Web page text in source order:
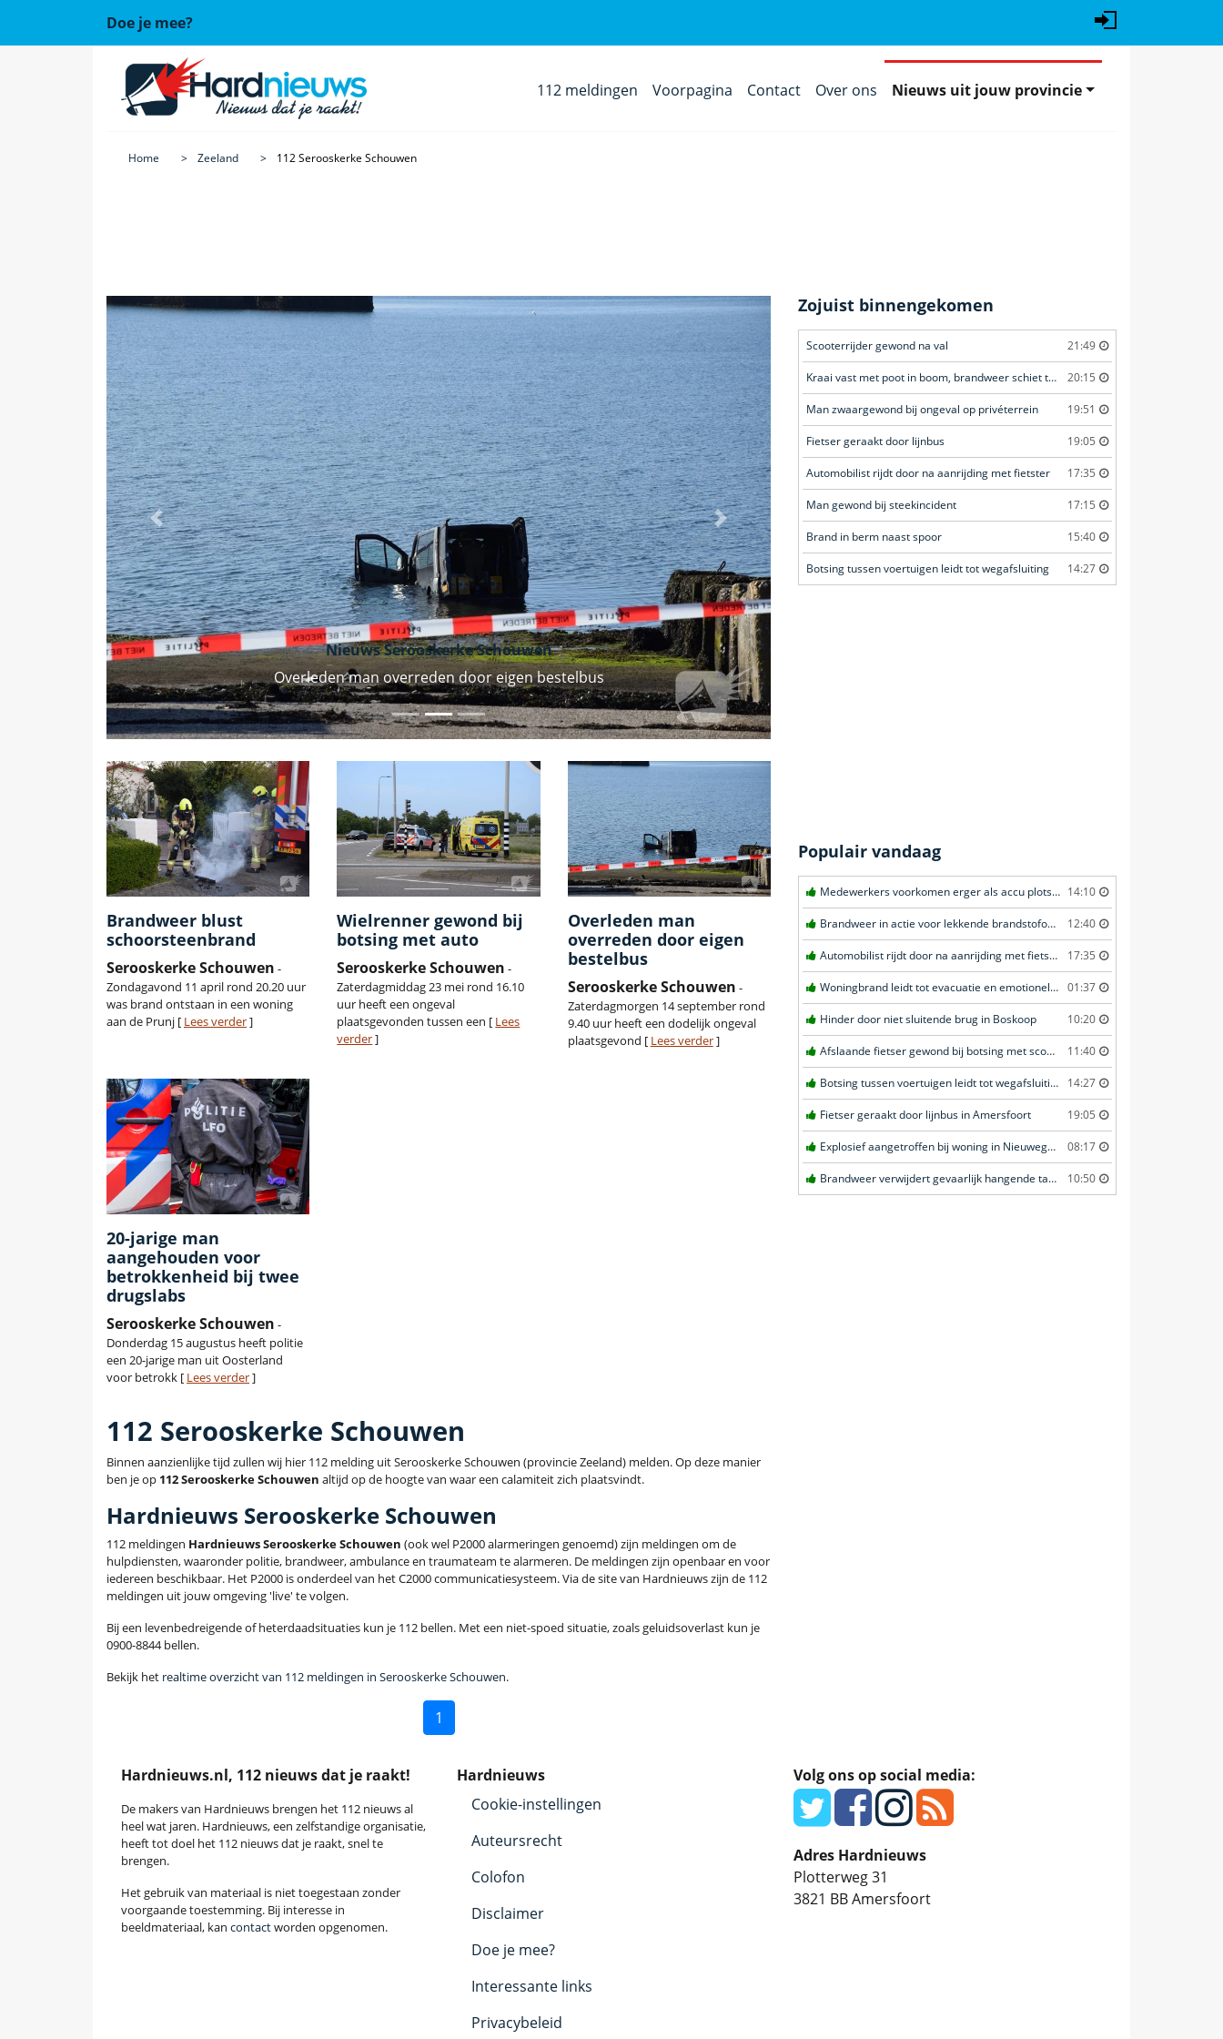
Doe je mee?
112 meldingen Voorpagina Contact Over ons Nieuws uit jouw provincie
Home Zeeland 112 Serooskerke Schouwen
Nieuws Serooskerke Schouwen
Overleden man overreden door eigen bestelbus
Vorige Volgende
Brandweer blust
schoorsteenbrand
Serooskerke Schouwen -
Zondagavond 11 april rond 20.20 uur
was brand ontstaan in een woning
aan de Prunj [ Lees verder]
Wielrenner gewond bij
botsing met auto
Serooskerke Schouwen -
Zaterdagmiddag 23 mei rond 16.10
uur heeft een ongeval
plaatsgevonden tussen een [ Lees
verder]
Overleden man
overreden door eigen
bestelbus
Serooskerke Schouwen -
Zaterdagmorgen 14 september rond
9.40 uur heeft een dodelijk ongeval
plaatsgevond [ Lees verder]
20-jarige man
aangehouden voor
betrokkenheid bij twee
drugslabs
Serooskerke Schouwen -
Donderdag 15 augustus heeft politie
een 20-jarige man uit Oosterland
voor betrokk [ Lees verder]
112 Serooskerke Schouwen
Binnen aanzienlijke tijd zullen wij hier 112 melding uit Serooskerke Schouwen (provincie Zeeland) melden. Op deze manier
ben je op 112 Serooskerke Schouwen altijd op de hoogte van waar een calamiteit zich plaatsvindt.
Hardnieuws Serooskerke Schouwen
112 meldingen Hardnieuws Serooskerke Schouwen (ook wel P2000 alarmeringen genoemd) zijn meldingen om de
hulpdiensten, waaronder politie, brandweer, ambulance en traumateam te alarmeren. De meldingen zijn openbaar en voor
iedereen beschikbaar. Het P2000 is onderdeel van het C2000 communicatiesysteem. Via de site van Hardnieuws zijn de 112
meldingen uit jouw omgeving 'live' te volgen.
Bij een levenbedreigende of heterdaadsituaties kun je 112 bellen. Met een niet-spoed situatie, zoals geluidsoverlast kun je
0900-8844 bellen.
Bekijk het realtime overzicht van 112 meldingen in Serooskerke Schouwen.
1
Zojuist binnengekomen
Scooterrijder gewond na val 21:49
Kraai vast met poot in boom, brandweer schiet te hulp 20:15
Man zwaargewond bij ongeval op privéterrein 19:51
Fietser geraakt door lijnbus 19:05
Automobilist rijdt door na aanrijding met fietster 17:35
Man gewond bij steekincident 17:15
Brand in berm naast spoor 15:40
Botsing tussen voertuigen leidt tot wegafsluiting 14:27
Populair vandaag
Medewerkers voorkomen erger als accu plots in brand vliegt in Amersfoort 14:10
Brandweer in actie voor lekkende brandstofoplegger in Stroe 12:40
Automobilist rijdt door na aanrijding met fietster in Amersfoort 17:35
Woningbrand leidt tot evacuatie en emotionele redding van kat in Amsterdam 01:37
Hinder door niet sluitende brug in Boskoop 10:20
Afslaande fietser gewond bij botsing met scooterrijder in Katwijk 11:40
Botsing tussen voertuigen leidt tot wegafsluiting in Ommen 14:27
Fietser geraakt door lijnbus in Amersfoort 19:05
Explosief aangetroffen bij woning in Nieuwegein 08:17
Brandweer verwijdert gevaarlijk hangende tak boven fietspad in Barneveld 10:50
Hardnieuws.nl, 112 nieuws dat je raakt!
De makers van Hardnieuws brengen het 112 nieuws al
heel wat jaren. Hardnieuws, een zelfstandige organisatie,
heeft tot doel het 112 nieuws dat je raakt, snel te
brengen.
Het gebruik van materiaal is niet toegestaan zonder
voorgaande toestemming. Bij interesse in
beeldmateriaal, kan contactworden opgenomen.
Hardnieuws
Cookie-instellingen
Auteursrecht
Colofon
Disclaimer
Doe je mee?
Interessante links
Privacybeleid
Volg ons op social media:
Adres Hardnieuws
Plotterweg 31
3821 BBAmersfoort